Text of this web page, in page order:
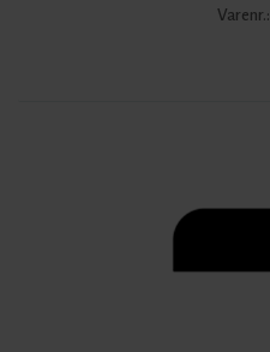
Varenr.: